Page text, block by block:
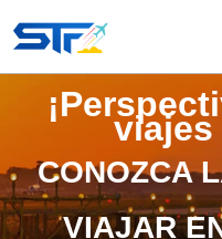
CONOZCA
VIAJAR